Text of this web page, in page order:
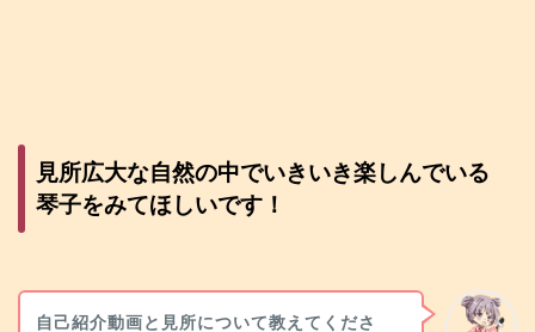
見所広大な自然の中でいきいき楽しんでいる
琴子をみてほしいです！
自己紹介動画と見所について教えてくださ